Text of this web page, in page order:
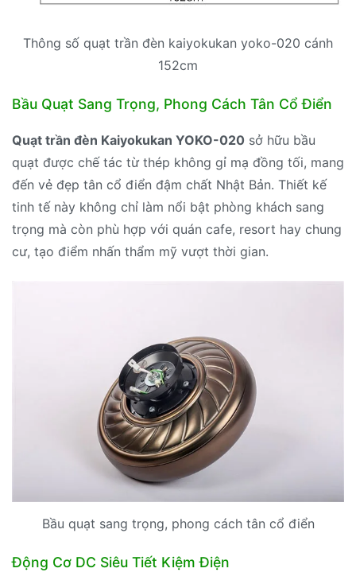
Thông số quạt trần đèn kaiyokukan yoko-020 cánh
152cm
Bầu Quạt Sang Trọng, Phong Cách Tân Cổ Điển
Quạt trần đèn Kaiyokukan YOKO-020 sở hữu bầu
quạt được chế tác từ thép không gỉ mạ đồng tối, mang
đến vẻ đẹp tân cổ điển đậm chất Nhật Bản. Thiết kế
tinh tế này không chỉ làm nổi bật phòng khách sang
trọng mà còn phù hợp với quán cafe, resort hay chung
cư, tạo điểm nhấn thẩm mỹ vượt thời gian.
Bầu quạt sang trọng, phong cách tân cổ điển
Động Cơ DC Siêu Tiết Kiệm Điện